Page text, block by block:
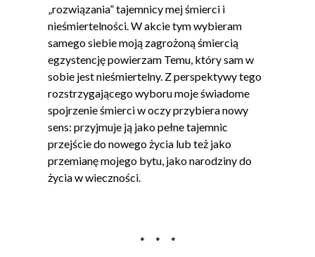
„rozwiązania” tajemnicy mej śmierci i
nieśmiertelności. W akcie tym wybieram
samego siebie moją zagrożoną śmiercią
egzystencję powierzam Temu, który sam w
sobie jest nieśmiertelny. Z perspektywy tego
rozstrzygającego wyboru moje świadome
spojrzenie śmierci w oczy przybiera nowy
sens: przyjmuje ją jako pełne tajemnic
przejście do nowego życia lub też jako
przemianę mojego bytu, jako narodziny do
życia w wieczności.
* * *